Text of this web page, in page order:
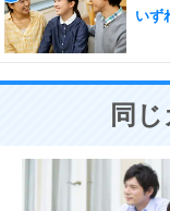
いず
同